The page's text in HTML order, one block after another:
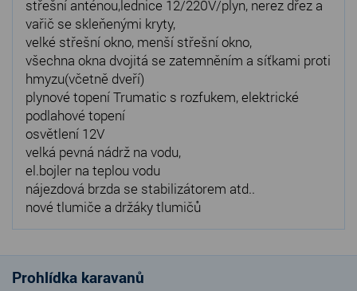
střešní anténou,lednice 12/220V/plyn, nerez dřez a
vařič se skleňenými kryty,
velké střešní okno, menší střešní okno,
všechna okna dvojitá se zatemněním a síťkami proti
hmyzu(včetně dveří)
plynové topení Trumatic s rozfukem, elektrické
podlahové topení
osvětlení 12V
velká pevná nádrž na vodu,
el.bojler na teplou vodu
nájezdová brzda se stabilizátorem atd..
nové tlumiče a držáky tlumičů
Prohlídka karavanů